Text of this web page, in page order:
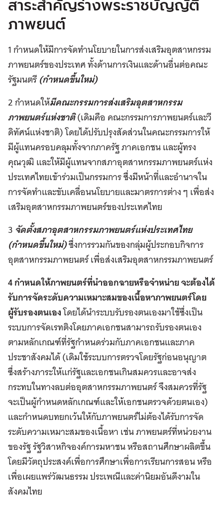
สาระสำคัญร่างพระราชบัญญัติ
ภาพยนต์
1 กำหนดให้มีการจัดทำนโยบายในการส่งเสริมอุตสาหกรรม
ภาพยนตร์ของประเทศ ทั้งด้านการเงินและด้านอื่นต่อคณะ
รัฐมนตรี(กำหนดขึ้นใหม่)
2 กำหนดให้มีคณะกรรมการส่งเสริมอุตสาหกรรม
ภาพยนตร์แห่งชาติ(เดิมคือ คณะกรรมการภาพยนตร์และวี
ดิทัศน์แห่งชาติ) โดยได้ปรับปรุงสัดส่วนในคณะกรรมการให้
มีผู้แทนครอบคลุมทั้งจากภาครัฐ ภาคเอกชน และผู้ทรง
คุณวุฒิ และให้มีผู้แทนจากสภาอุตสาหกรรมภาพยนตร์แห่ง
ประเทศไทยเข้าร่วมเป็นกรรมการ ซึ่งมีหน้าที่และอำนาจใน
การจัดทำและขับเคลื่อนนโยบายและมาตรการต่าง ๆ เพื่อส่ง
เสริมอุตสาหกรรมภาพยนตร์ของประเทศไทย
3 จัดตั้งสภาอุตสาหกรรมภาพยนตร์แห่งประเทศไทย
(กำหนดขึ้นใหม่)ซึ่งการรวมกันของกลุ่มผู้ประกอบกิจการ
อุตสาหกรรมภาพยนตร์ เพื่อส่งเสริมอุตสาหกรรมภาพยนตร์
4 กำหนดให้ภาพยนตร์ที่นำออกฉายหรือจำหน่ายจะต้องได้
รับการจัดระดับความเหมาะสมของเนื้อหาภาพยนตร์โดย
ผู้รับรองตนเองโดยได้นำระบบรับรองตนเองมาใช้ซึ่งเป็น
ระบบการจัดเรทติงโดยภาคเอกชนสามารถรับรองตนเอง
ตามหลักเกณฑ์ที่รัฐกำหนดร่วมกับภาคเอกชนและภาค
ประชาสังคมได้ (เดิมใช้ระบบการตรวจโดยรัฐก่อนอนุญาต
ซึ่งสร้างภาระให้แก่รัฐและเอกชนเกินสมควรและอาจส่ง
กระทบในทางลบต่ออุตสาหกรรมภาพยนตร์ จึงสมควรที่รัฐ
จะเป็นผู้กำหนดหลักเกณฑ์และให้เอกชนตรวจด้วยตนเอง)
และกำหนดบทยกเว้นให้กับภาพยนตร์ไม่ต้องได้รับการจัด
ระดับความเหมาะสมของเนื้อหา เช่น ภาพยนตร์ที่หน่วยงาน
ของรัฐ รัฐวิสาหกิจองค์การมหาชน หรือสถานศึกษาผลิตขึ้น
โดยมีวัตถุประสงค์เพื่อการศึกษาเพื่อการเรียนการสอน หรือ
เพื่อเผยแพร่วัฒนธรรม ประเพณีและค่านิยมอันดีงามใน
สังคมไทย